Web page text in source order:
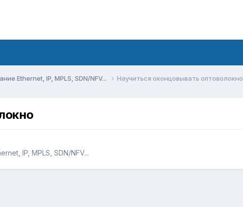
Ethernet, IP, MPLS, SDN/NFV... Научиться оконцовывать оптоволокно
IP, MPLS, SDN/NFV...